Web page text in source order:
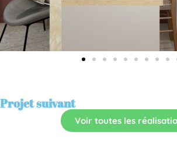
Projet suivant
Voir toutes les